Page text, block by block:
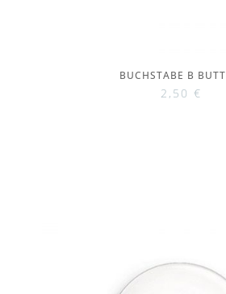
BUCHSTABE B
2,50 €